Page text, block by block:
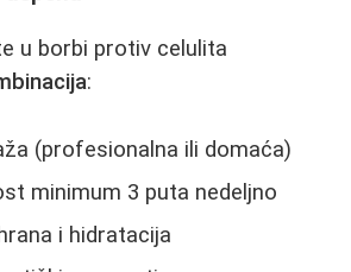
u borbi protiv celulita
:
(profesionalna ili domaća)
minimum 3 puta nedeljno
i hidratacija